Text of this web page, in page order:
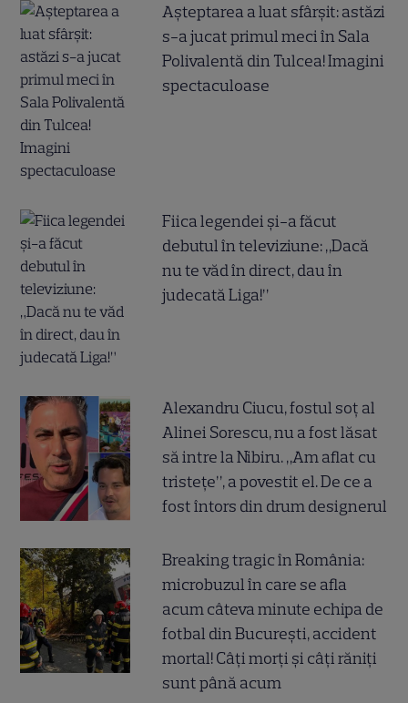
Așteptarea a luat sfârșit: astăzi
s-a jucat primul meci în Sala
Polivalentă din Tulcea! Imagini
spectaculoase
Fiica legendei și-a făcut
debutul în televiziune: „Dacă
nu te văd în direct, dau în
judecată Liga!”
Alexandru Ciucu, fostul soț al
Alinei Sorescu, nu a fost lăsat
să intre la Nibiru. „Am aflat cu
tristețe”, a povestit el. De ce a
fost întors din drum designerul
Breaking tragic în România:
microbuzul în care se afla
acum câteva minute echipa de
fotbal din București, accident
mortal! Câți morți și câți răniți
sunt până acum